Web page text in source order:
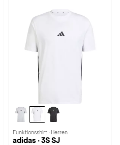
Funktionsshirt · Herren
adidas · 3S SJ